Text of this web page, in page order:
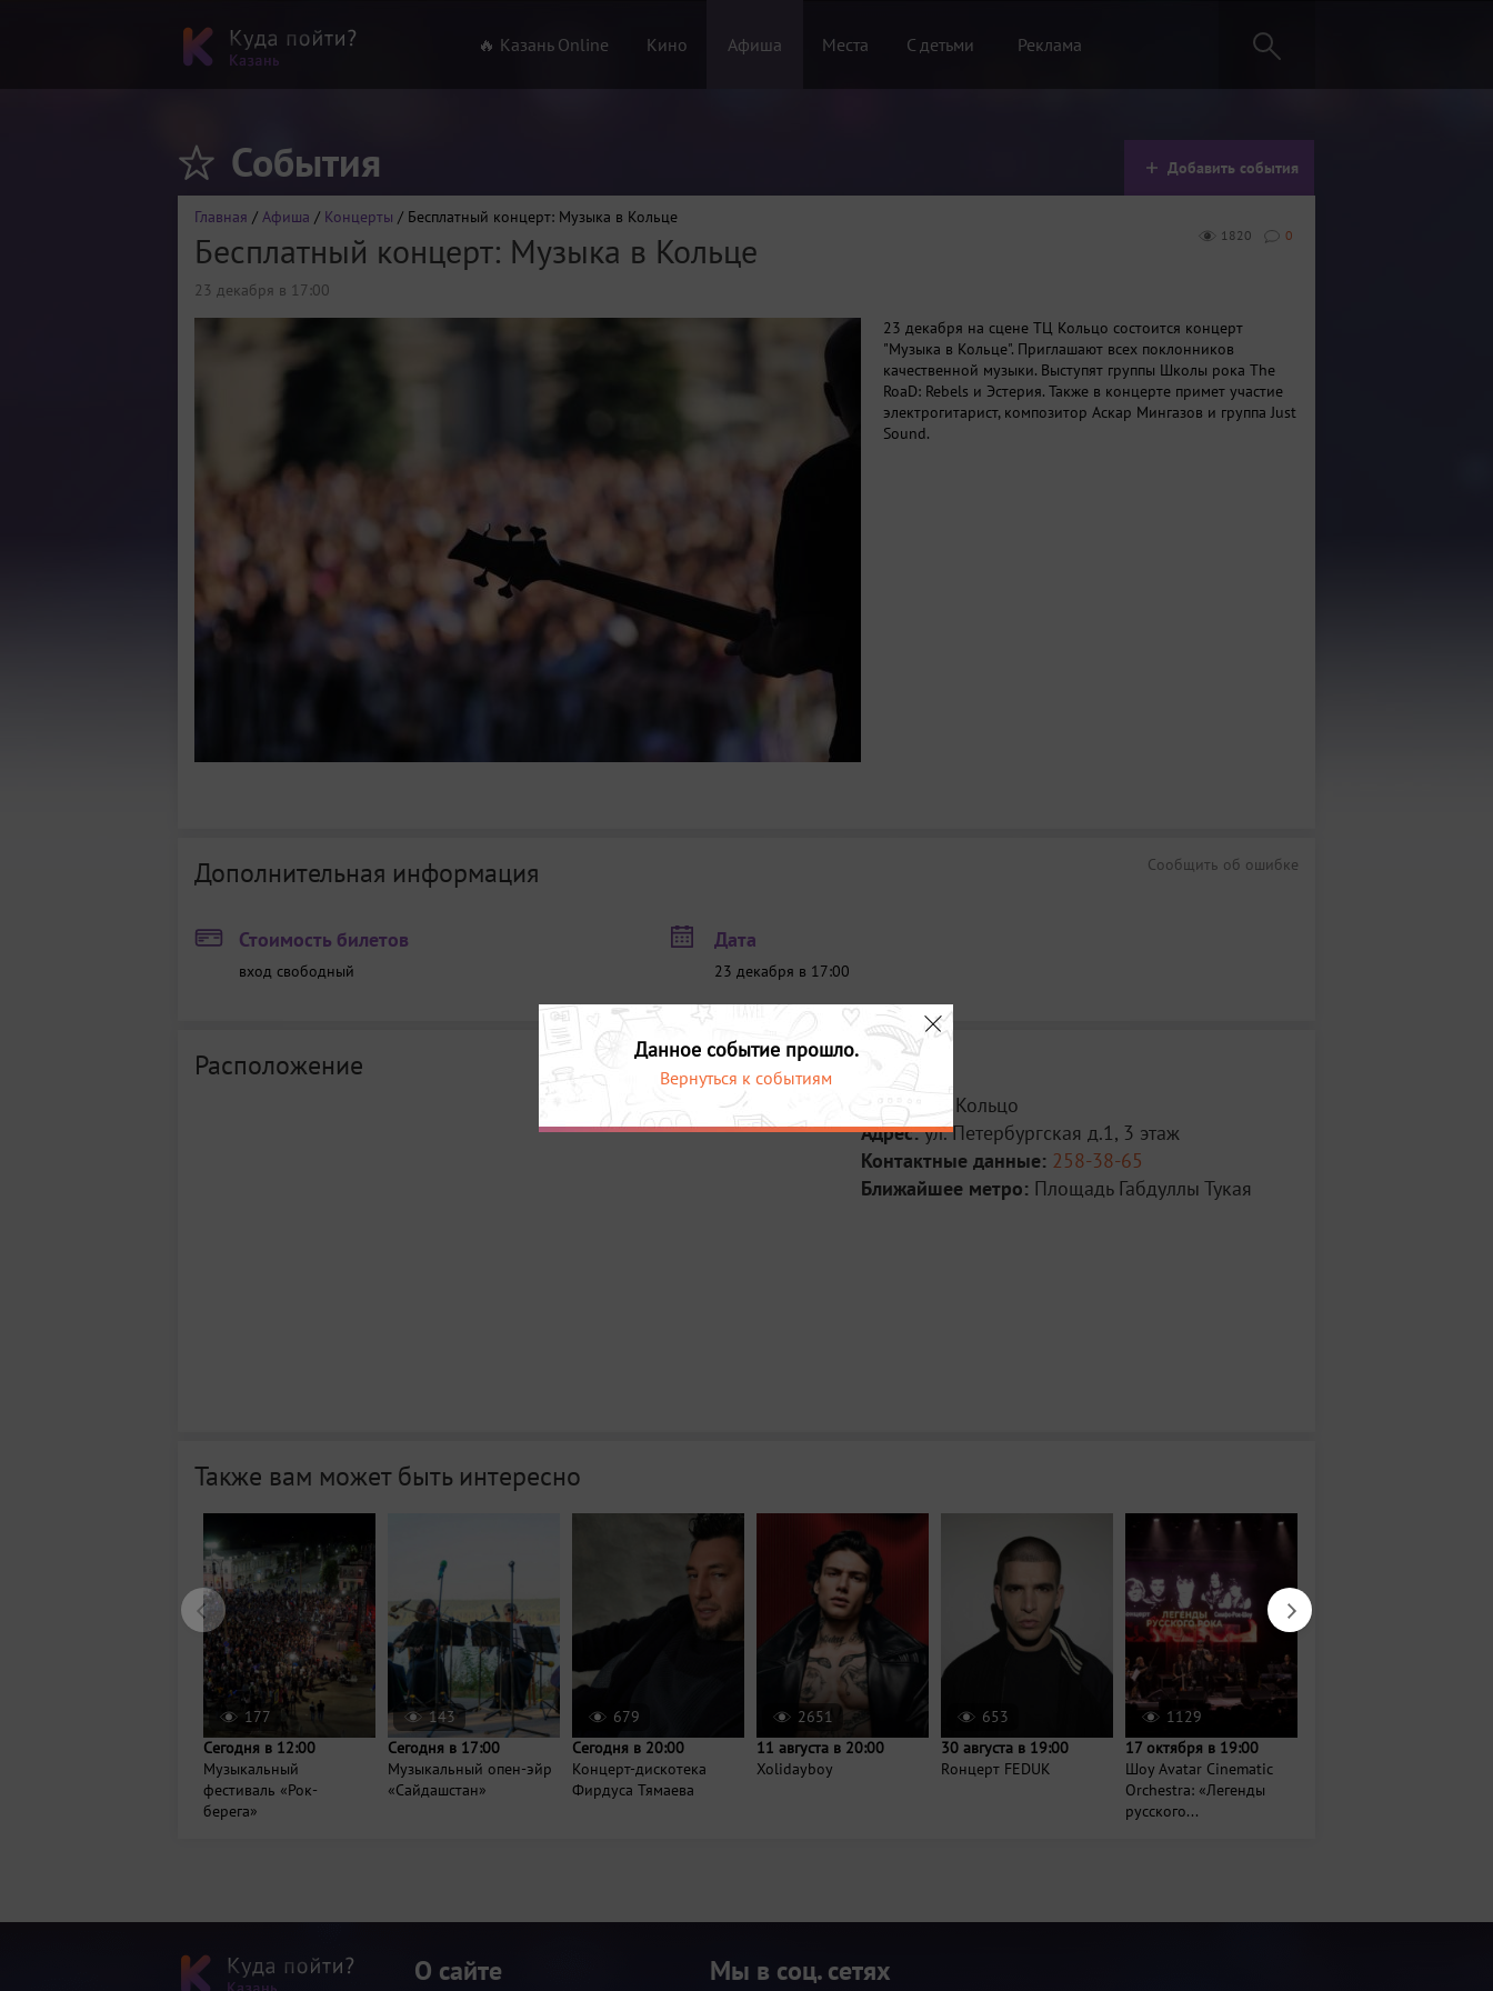
🔥 Казань Online Кино Афиша Места С детьми Реклама
События Добавить события
Главная / Афиша / Концерты / Бесплатный концерт: Музыка в Кольце
0
1820
Бесплатный концерт: Музыка в Кольце
23 декабря в 17:00
23 декабря на сцене ТЦ Кольцо состоится концерт
"Музыка в Кольце". Приглашают всех поклонников
качественной музыки. Выступят группы Школы рока The
RoaD: Rebels и Эстерия. Также в концерте примет участие
электрогитарист, композитор Аскар Мингазов и группа Just
Sound.
Сообщить об ошибке
Дополнительная информация
Стоимость билетов
вход свободный
Дата
23 декабря в 17:00
Расположение
Место:
ТЦ Кольцо
Адрес:ул. Петербургская д.1, 3 этаж
Контактные данные: 258-38-65
Ближайшее метро: Площадь Габдуллы Тукая
Также вам может быть интересно
177
Сегодня в 12:00
Музыкальный
фестиваль «Рок-
берега»
143
Сегодня в 17:00
Музыкальный опен-эйр
«Сайдашстан»
679
Сегодня в 20:00
Концерт-дискотека
Фирдуса Тямаева
2651
11 августа в 20:00
Xolidayboy
653
30 августа в 19:00
Rонцерт FEDUK
1129
17 октября в 19:00
Шоу Avatar Cinematic
Orchestra: «Легенды
русского...
Данное событие прошло.
Вернуться к событиям
О сайте Мы в соц. сетях